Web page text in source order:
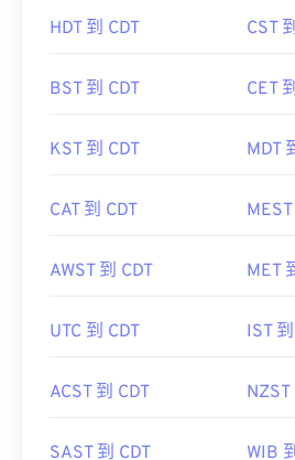
HDT 到 CDT CST
BST 到 CDT CET
KST 到 CDT MDT
CAT 到 CDT
AWST 到 CDT MET
UTC 到 CDT IST
ACST 到 CDT NZST
SAST 到 CDT WIB